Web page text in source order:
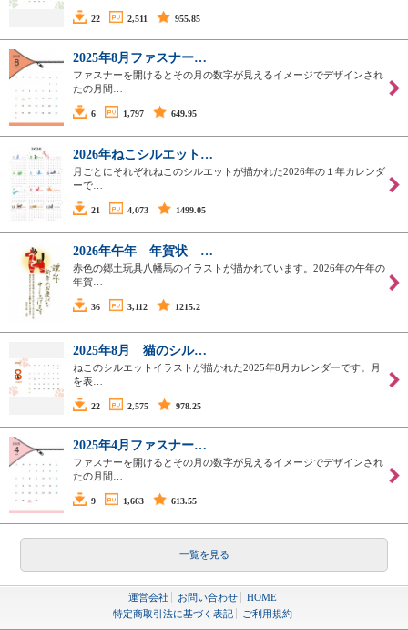
22 2,511 955.85
2025年8月ファスナー…
ファスナーを開けるとその月の数字が見えるイメージでデザインされ
たの月間…
6 1,797 649.95
2026年ねこシルエット…
月ごとにそれぞれねこのシルエットが描かれた2026年の１年カレンダ
ーで…
21 4,073 1499.05
2026年午年 年賀状 …
赤色の郷土玩具八幡馬のイラストが描かれています。2026年の午年の
年賀…
36 3,112 1215.2
2025年8月 猫のシル…
ねこのシルエットイラストが描かれた2025年8月カレンダーです。月
を表…
22 2,575 978.25
2025年4月ファスナー…
ファスナーを開けるとその月の数字が見えるイメージでデザインされ
たの月間…
9 1,663 613.55
一覧を見る
運営会社 お問い合わせ
HOME
特定商取引法に基づく表記
ご利用規約